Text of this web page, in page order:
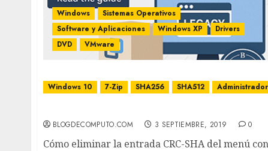
Windows
Sistemas Operativos
Software y Aplicaciones
Windows XP
Drivers
DVD
VMware
Windows 10 7-Zip SHA256 SHA512
BLOGDECOMPUTO.COM 3 SEPTIEMBRE, 2019 0
Cómo eliminar la entrada CRC-SHA del menú